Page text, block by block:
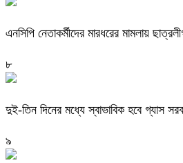
এনসিপি নেতাকর্মীদের মারধরের মামলায়
৮
দুই-তিন দিনের মধ্যে স্বাভাবিক হবে গ্যাস
৯